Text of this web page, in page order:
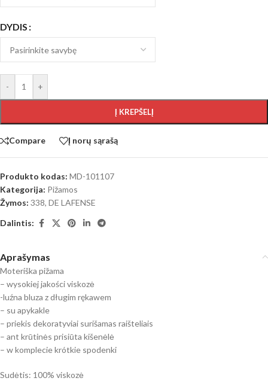
DYDIS
- +
Į KREPŠELĮ
Compare Į norų sąrašą
Produkto kodas: MD-101107
Kategorija: Pižamos
Žymos: 338, DE LAFENSE
Dalintis:
Aprašymas
Moteriška pižama
– wysokiej jakości viskozė
-luźna bluza z długim rękawem
– su apykakle
– priekis dekoratyviai surišamas raišteliais
– ant krūtinės prisiūta kišenėlė
– w komplecie krótkie spodenki
Sudėtis: 100% viskozė